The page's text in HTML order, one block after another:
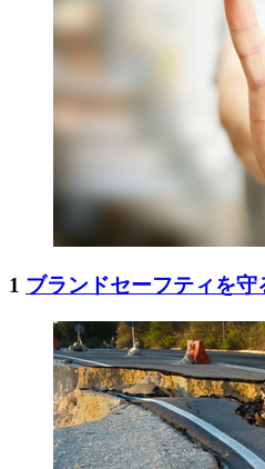
1 ブランドセーフティを守